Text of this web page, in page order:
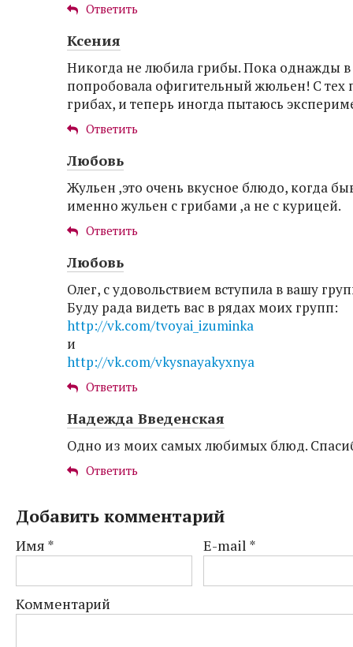
Ответить
Ксения
Никогда не любила грибы. Пока однажды в
попробовала офигительный жюльен! С
грибах, и теперь иногда пытаюсь
Ответить
Любовь
Жульен ,это очень вкусное блюдо, когда
именно жульен с грибами ,а не с курицей.
Ответить
Любовь
Олег, с удовольствием вступила в вашу
Буду рада видеть вас в рядах моих групп:
http://vk.com/tvoyai_izuminka
и
http://vk.com/vkysnayakyxnya
Ответить
Надежда Введенская
Одно из моих самых любимых блюд.
Ответить
Добавить комментарий
Имя * E-mail *
Комментарий